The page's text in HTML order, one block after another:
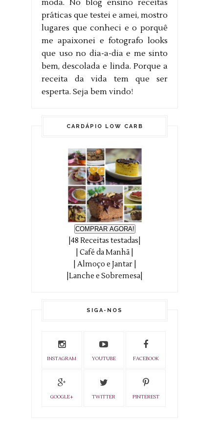
moda. No blog ensino receitas
práticas que testei e amei, mostro
lugares que conheci e o porquê
me apaixonei e fotografo looks
que uso no dia-a-dia e me sinto
bem, descolada e linda. Porque a
receita da vida tem que ser
esperta. Seja bem vindo!
CARDÁPIO LOW CARB
COMPRAR AGORA!
|48 Receitas testadas|
| Café da Manhã |
| Almoço e Jantar |
|Lanche e Sobremesa|
SIGA-NOS
INSTAGRAM YOUTUBE FACEBOOK
GOOGLE+ TWITTER PINTEREST